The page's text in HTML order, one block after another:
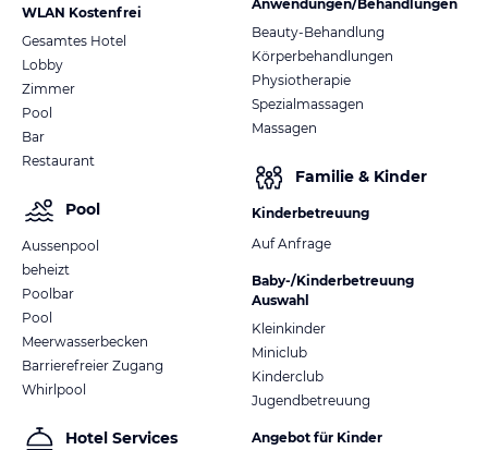
WLAN Kostenfrei
Gesamtes Hotel
Lobby
Zimmer
Pool
Bar
Restaurant
Pool
Aussenpool
beheizt
Poolbar
Pool
Meerwasserbecken
Barrierefreier Zugang
Whirlpool
Hotel Services
Anwendungen/Behandlungen
Beauty-Behandlung
Körperbehandlungen
Physiotherapie
Spezialmassagen
Massagen
Familie & Kinder
Kinderbetreuung
Auf Anfrage
Baby-/Kinderbetreuung
Auswahl
Kleinkinder
Miniclub
Kinderclub
Jugendbetreuung
Angebot für Kinder